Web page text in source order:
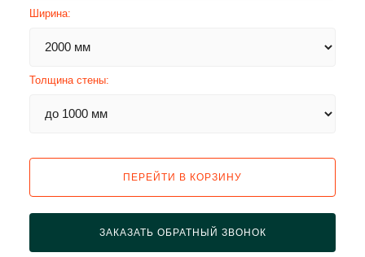
Ширина:
Толщина стены:
ПЕРЕЙТИ В КОРЗИНУ
ЗАКАЗАТЬ ОБРАТНЫЙ ЗВОНОК